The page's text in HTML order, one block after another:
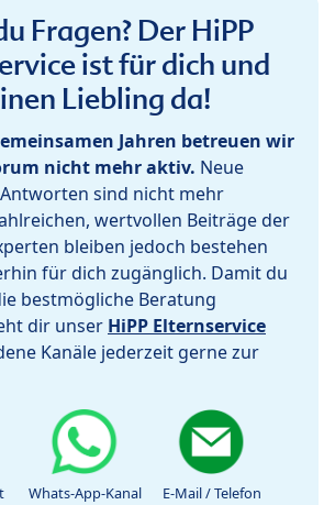
Fragen? Der HiPP
ist für dich und
Liebling da!
Jahren betreuen wir
nicht mehr aktiv. Neue
sind nicht mehr
wertvollen Beiträge der
bleiben jedoch bestehen
für dich zugänglich. Damit du
bestmögliche Beratung
dir unser HiPP Elternservice
Kanäle jederzeit gerne zur
Whats-App-Kanal E-Mail / Telefon